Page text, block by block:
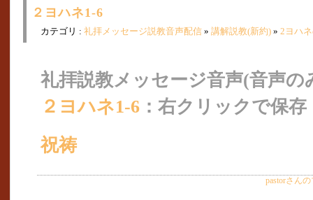
２ヨハネ1-6
カテゴリ : 礼拝メッセージ説教音声配信 » 講解説教(新約) » 2ヨハ
礼拝説教メッセージ音声(音声の
２ヨハネ1-6 ：右クリックで保存
祝祷
pastorさん